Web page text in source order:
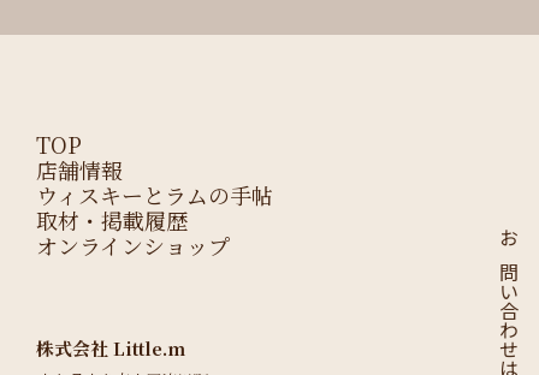
TOP
店舗情報
ウィスキーとラムの手帖
取材・掲載履歴
オンラインショップ
株式会社 Little.m